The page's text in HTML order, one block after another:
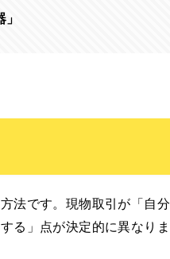
法です。現物取引が「自分
る」点が決定的に異なりま